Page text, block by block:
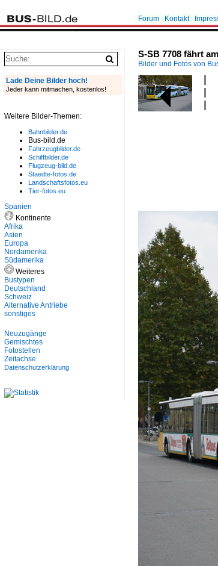
Forum Kontakt
S-SB 7708 fährt
Bilder und Fotos von
Lade Deine Bilder hoch!
Jeder kann mitmachen, kostenlos!
Weitere Bilder-Themen:
Bahnbilder.de
Bus-bild.de
Fahrzeugbilder.de
Schiffbilder.de
Flugzeug-bild.de
Staedte-fotos.de
Landschaftsfotos.eu
Tier-fotos.eu
Spanien
Kontinente
Afrika
Asien
Europa
Nordamerika
Südamerika
Weiteres
Bustypen
Deutschland
Schweiz
Alternative Antriebe
sonstiges
Neuzugänge
Gemischtes
Fotostellen
Zeitachse
Datenschutzerklärung